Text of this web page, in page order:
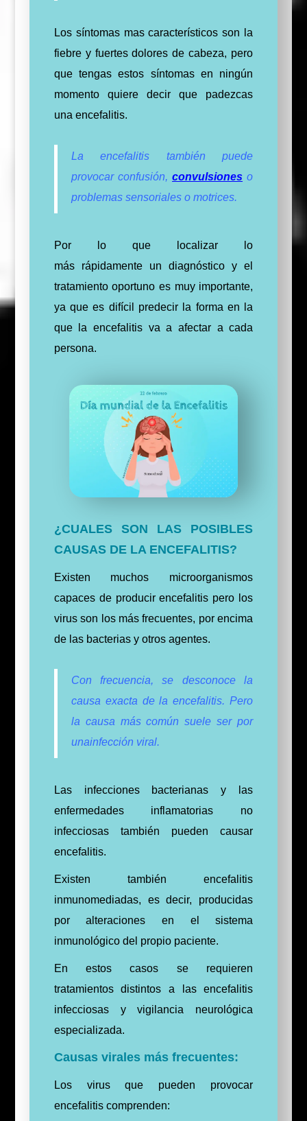
Los síntomas mas característicos son la
fiebre y fuertes dolores de cabeza, pero
que tengas estos síntomas en ningún
momento quiere decirque padezcas
una encefalitis.
La encefalitis también puede
provocar confusión,convulsiones o
problemas sensoriales o motrices.
Por lo que localizar lo
más rápidamenteun diagnóstico y el
tratamiento oportuno es muy importante,
ya que es difícil predecir la forma en la
que la encefalitis va a afectar a cada
persona.
¿CUALES SON LAS POSIBLES
CAUSAS DE LA ENCEFALITIS?
Existen muchos microorganismos
capaces de producir encefalitis pero los
virus son los más frecuentes, por encima
de las bacterias y otros agentes.
Con frecuencia, se desconoce la
causa exacta de la encefalitis. Pero
la causa más comúnsuele ser por
unainfección viral.
Las infecciones bacterianas y las
enfermedades inflamatorias no
infecciosas también pueden causar
encefalitis.
Existen también encefalitis
inmunomediadas, es decir, producidas
por alteraciones en el sistema
inmunológico del propio paciente.
En estos casos se requieren
tratamientos distintos a las encefalitis
infecciosas y vigilancia neurológica
especializada.
Causas virales más frecuentes:
Los virus que pueden provocar
encefalitis comprenden: